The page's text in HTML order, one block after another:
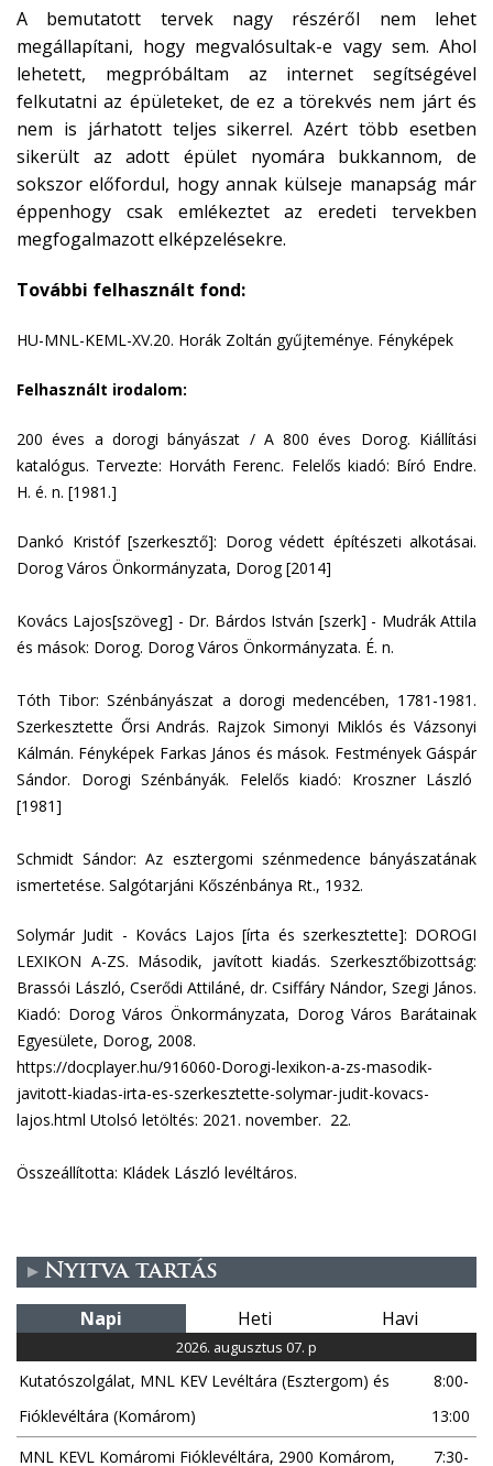
A bemutatott tervek nagy részéről nem lehet
megállapítani, hogy megvalósultak-e vagy sem. Ahol
lehetett, megpróbáltam az internet segítségével
felkutatni az épületeket, de ez a törekvés nem járt és
nem is járhatott teljes sikerrel. Azért több esetben
sikerült az adott épület nyomára bukkannom, de
sokszor előfordul, hogy annak külseje manapság már
éppenhogy csak emlékeztet az eredeti tervekben
megfogalmazott elképzelésekre.
További felhasznált fond:
HU-MNL-KEML-XV.20. Horák Zoltán gyűjteménye. Fényképek
Felhasznált irodalom:
200 éves a dorogi bányászat / A 800 éves Dorog. Kiállítási
katalógus. Tervezte: Horváth Ferenc. Felelős kiadó: Bíró Endre.
H. é. n. [1981.]
Dankó Kristóf [szerkesztő]: Dorog védett építészeti alkotásai.
Dorog Város Önkormányzata, Dorog [2014]
Kovács Lajos[szöveg] - Dr. Bárdos István [szerk] - Mudrák Attila
és mások: Dorog. Dorog Város Önkormányzata. É. n.
Tóth Tibor: Szénbányászat a dorogi medencében, 1781-1981.
Szerkesztette Őrsi András. Rajzok Simonyi Miklós és Vázsonyi
Kálmán. Fényképek Farkas János és mások. Festmények Gáspár
Sándor. Dorogi Szénbányák. Felelős kiadó: Kroszner László
[1981]
Schmidt Sándor: Az esztergomi szénmedence bányászatának
ismertetése. Salgótarjáni Kőszénbánya Rt., 1932.
Solymár Judit - Kovács Lajos [írta és szerkesztette]: DOROGI
LEXIKON A-ZS. Második, javított kiadás. Szerkesztőbizottság:
Brassói László, Cserődi Attiláné, dr. Csiffáry Nándor, Szegi János.
Kiadó: Dorog Város Önkormányzata, Dorog Város Barátainak
Egyesülete, Dorog, 2008.
https://docplayer.hu/916060-Dorogi-lexikon-a-zs-masodik-
javitott-kiadas-irta-es-szerkesztette-solymar-judit-kovacs-
lajos.html Utolsó letöltés: 2021. november. 22.
Összeállította: Kládek László levéltáros.
Nyitva tartás
Napi Heti Havi
2026. augusztus 07. p
Kutatószolgálat, MNL KEV Levéltára (Esztergom) és
Fióklevéltára (Komárom)
8:00-
13:00
MNL KEVL Komáromi Fióklevéltára, 2900 Komárom,
7:30-